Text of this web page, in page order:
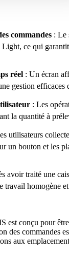
commandes : Le
ce qui
réel : Un écran
gestion efficaces
: Les
la quantité à
utilisateurs
un bouton et les
avoir traité une
homogène
conçu pour
des commandes
aux